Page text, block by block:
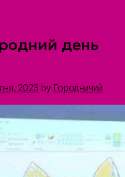
день
2023 by Городничий